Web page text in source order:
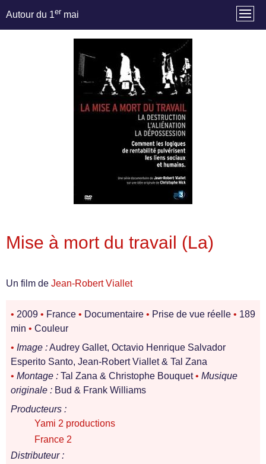
Autour du 1er mai
Mise à mort du travail (La)
Un film de Jean-Robert Viallet
• 2009 • France • Documentaire • Prise de vue réelle • 189
min • Couleur
• Image :Audrey Gallet, Octavio Henrique Salvador
Esperito Santo, Jean-Robert Viallet & Tal Zana
• Montage : Tal Zana & Christophe Bouquet• Musique
originale : Bud & Frank Williams
Producteurs :
Yami 2 productions
France 2
Distributeur :